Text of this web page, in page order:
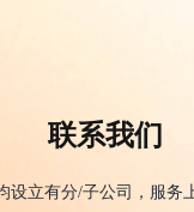
联系我们
设立有分/子公司，服务